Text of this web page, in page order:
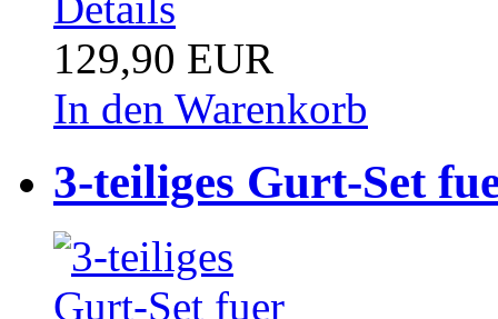
129,90 EUR
In den Warenkorb
3-teiliges Gurt-Set